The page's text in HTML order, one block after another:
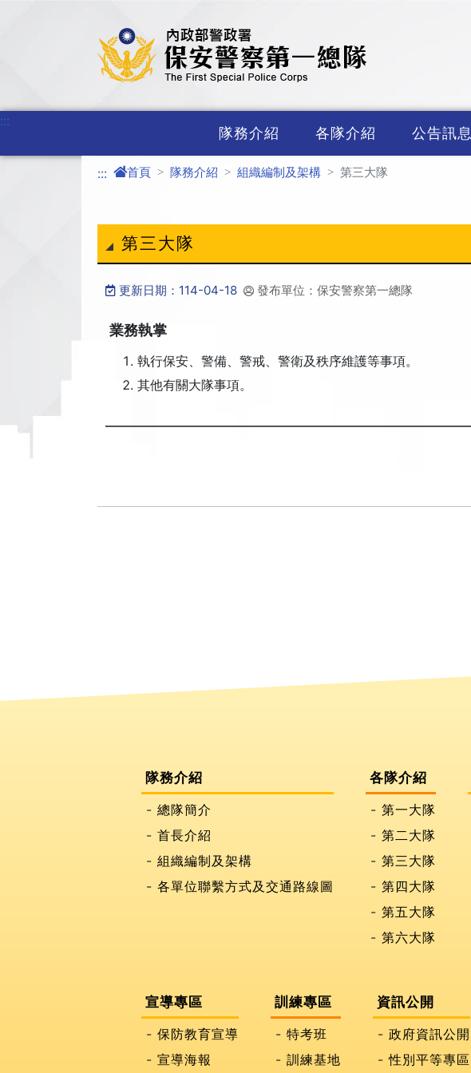
:::
隊務介紹 各隊介紹 公告訊息
::: 首頁 隊務介紹 組織編制及架構 第三大隊
第三大隊
更新日期：114-04-18 發布單位：保安警察第一總隊
業務執掌
執行保安、警備、警戒、警衛及秩序維護等事項。
其他有關大隊事項。
隊務介紹
總隊簡介
首長介紹
組織編制及架構
各單位聯繫方式及交通路線圖
各隊介紹
第一大隊
第二大隊
第三大隊
第四大隊
第五大隊
第六大隊
宣導專區
保防教育宣導
宣導海報
訓練專區
特考班
訓練基地
資訊公開
政府資訊公開
性別平等專區